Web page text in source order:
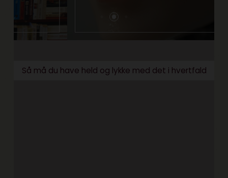
Så må du have held og lykke med det i hvertfald